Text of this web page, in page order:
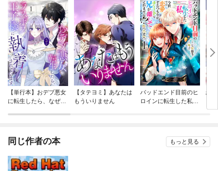
【単行本】おデブ悪女
に転生したら、なぜか
【タテヨミ】あなたは
もういりません
バッドエンド目前のヒ
ロインに転生した私、
結
同じ作者の本 もっと見る